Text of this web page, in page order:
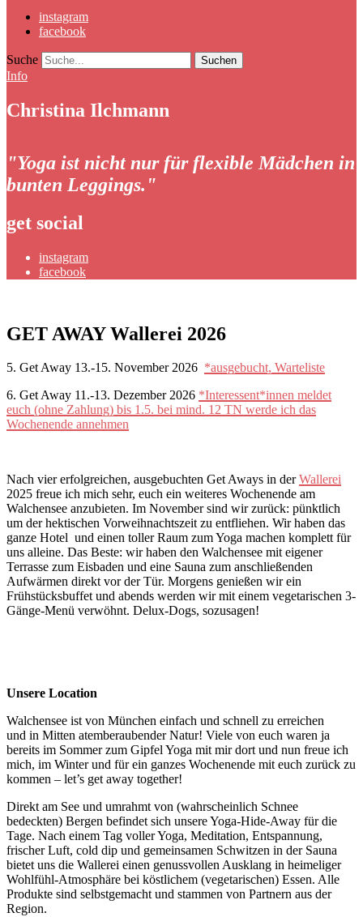
instagram
facebook
Suche
Info
Christina Ilchmann
"Yoga ist nicht nur für flexible Mädchen in
bunten Leggings."
get social
instagram
facebook
GET AWAY Wallerei 2026
5. Get Away 13.-15. November 2026 *ausgebucht, Warteliste
6. Get Away 11.-13. Dezember 2026 *Interessent*innen meldet
euch (ohne Zahlung) bis 1.5. bei mind. 12 TN werde ich das
Wochenende annehmen
Nach vier erfolgreichen, ausgebuchten Get Aways in derWallerei
2025 freue ich mich sehr, euch ein weiteres Wochenende am
Walchensee anzubieten. Im November sind wir zurück: pünktlich
um der hektischen Vorweihnachtszeit zu entfliehen. Wir haben das
ganze Hotel und einen toller Raum zum Yoga machen komplett für
uns alleine. Das Beste: wir haben den Walchensee mit eigener
Terrasse zum Eisbaden und eine Sauna zum anschließenden
Aufwärmen direkt vor der Tür. Morgens genießen wir ein
Frühstücksbuffet und abends werden wir mit einem vegetarischen 3-
Gänge-Menü verwöhnt. Delux-Dogs, sozusagen!
Unsere Location
Walchensee ist von München einfach und schnell zu erreichen
und in Mitten atemberaubender Natur! Viele von euch waren ja
bereits im Sommer zum Gipfel Yoga mit mir dort und nun freue ich
mich, im Winter und für ein ganzes Wochenende mit euch zurück zu
kommen – let’s get away together!
Direkt am See und umrahmt von (wahrscheinlich Schnee
bedeckten) Bergen befindet sich unsere Yoga-Hide-Away für die
Tage. Nach einem Tag voller Yoga, Meditation, Entspannung,
frischer Luft, cold dip und gemeinsamen Schwitzen in der Sauna
bietet uns die Wallerei einen genussvollen Ausklang in heimeliger
Wohlfühl-Atmosphäre bei köstlichem (vegetarischen) Essen. Alle
Produkte sind selbstgemacht und stammen von Partnern aus der
Region.